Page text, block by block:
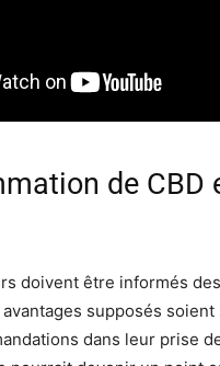
de
doivent être informés
supposés
dans leur prise